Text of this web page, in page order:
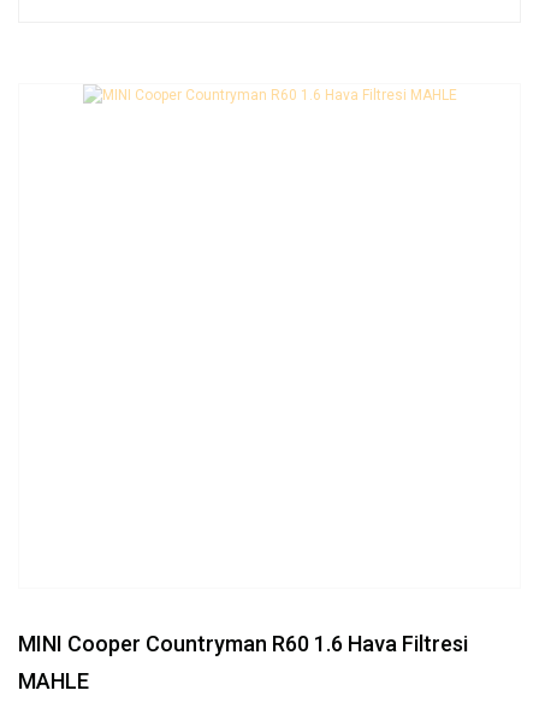
MINI Cooper Countryman R60 1.6 Hava Filtresi
MAHLE